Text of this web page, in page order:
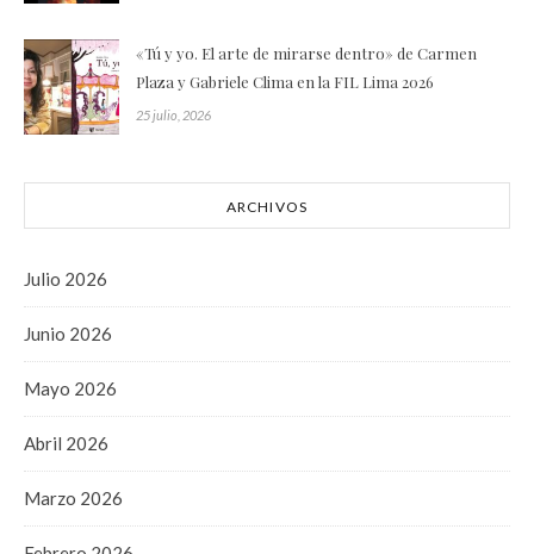
«Tú y yo. El arte de mirarse dentro» de Carmen
Plaza y Gabriele Clima en la FIL Lima 2026
25 julio, 2026
ARCHIVOS
Julio 2026
Junio 2026
Mayo 2026
Abril 2026
Marzo 2026